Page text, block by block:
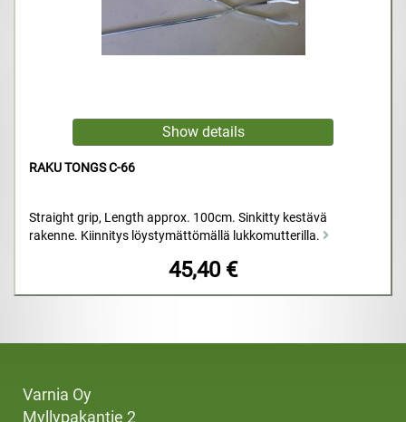
RAKU TONGS C-66
Straight grip, Length approx. 100cm. Sinkitty kestävä
rakenne. Kiinnitys löystymättömällä lukkomutterilla.
45,40 €
Varnia Oy
Myllypakantie 2